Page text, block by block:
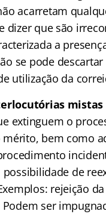
acarretam
dizer que são
a
se pode descartar
utilização da
extinguem o
bem como
de
rejeição
ser